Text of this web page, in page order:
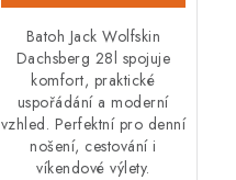
Batoh Jack Wolfskin
Dachsberg 28l spojuje
komfort, praktické
uspořádání a moderní
vzhled. Perfektní pro denní
nošení, cestování i
víkendové výlety.